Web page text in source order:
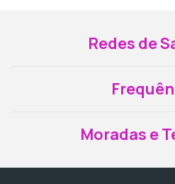
Redes de
Moradas e